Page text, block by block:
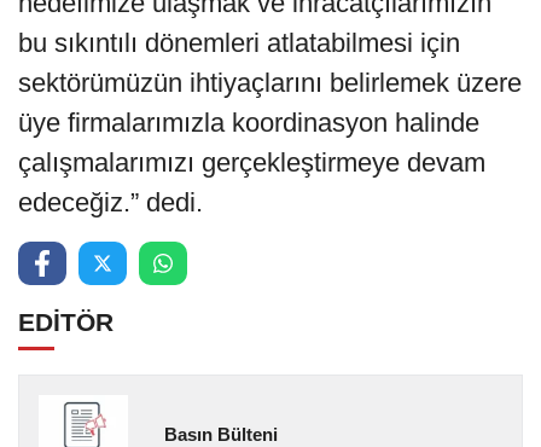
bu sıkıntılı dönemleri atlatabilmesi için
sektörümüzün ihtiyaçlarını belirlemek üzere
üye firmalarımızla koordinasyon halinde
çalışmalarımızı gerçekleştirmeye devam
edeceğiz.” dedi.
EDİTÖR
Basın Bülteni